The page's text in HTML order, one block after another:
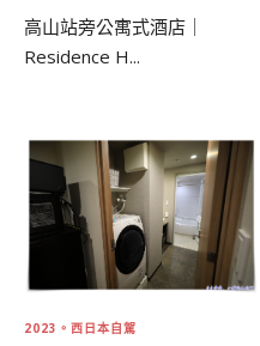
高山站旁公寓式酒店｜
Residence H...
2023。西日本自駕